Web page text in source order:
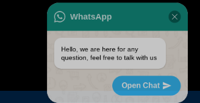
Hello, we are here for any
question, feel free to talk with us
Open Chat